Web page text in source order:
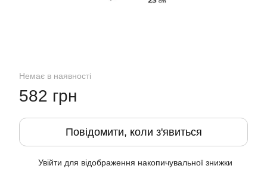
Немає в наявності
582 грн
Повідомити, коли з'явиться
Увійти для відображення накопичувальної знижки